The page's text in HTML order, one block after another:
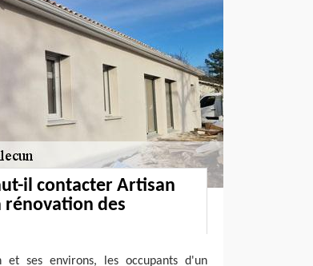
il contacter Artisan
des
ses environs, les occupants d'un